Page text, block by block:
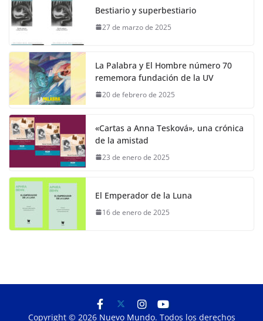
Bestiario y superbestiario
27 de marzo de 2025
La Palabra y El Hombre número 70
rememora fundación de la UV
20 de febrero de 2025
«Cartas a Anna Tesková», una crónica
de la amistad
23 de enero de 2025
El Emperador de la Luna
16 de enero de 2025
Copyright © 2026 Nuevo Mundo. Todos los derechos